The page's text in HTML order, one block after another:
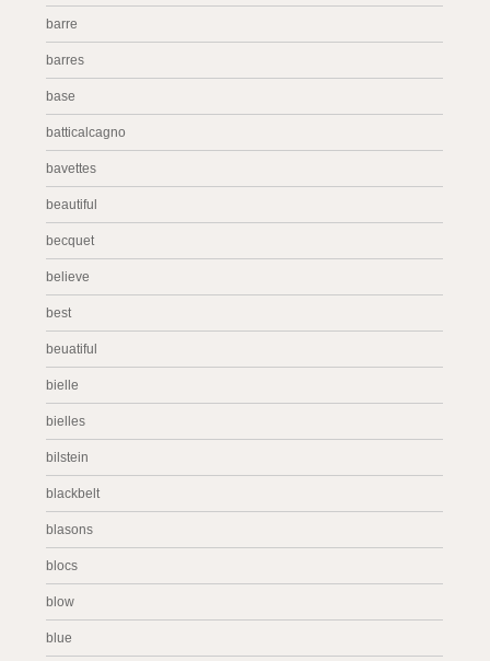
barre
barres
base
batticalcagno
bavettes
beautiful
becquet
believe
best
beuatiful
bielle
bielles
bilstein
blackbelt
blasons
blocs
blow
blue